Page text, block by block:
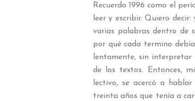
Recuerdo 1996 como el
leer y escribir. Quiero
varias palabras dentro de
por qué cada termino
lentamente, sin interpretar
de los textos. Entonces,
lectivo, se acercó a
treinta años que tenía a